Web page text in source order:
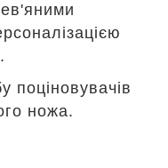
поціновувачів
ножа.